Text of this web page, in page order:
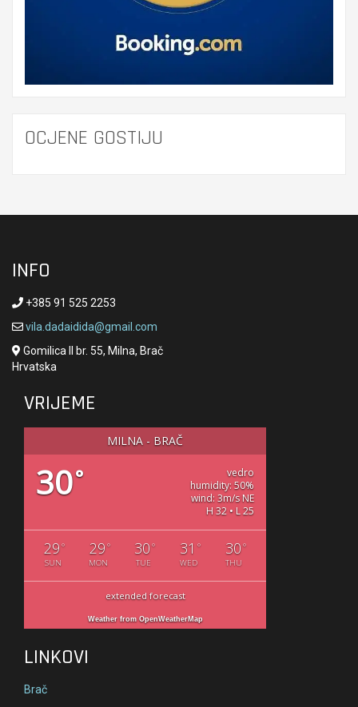
OCJENE GOSTIJU
INFO
+385 91 525 2253
vila.dadaidida@gmail.com
Gomilica II br. 55, Milna, Brač
Hrvatska
VRIJEME
MILNA - BRAČ
30°
vedro
humidity: 50%
wind: 3m/s NE
H 32 • L 25
29°
SUN
29°
MON
30°
TUE
31 °
WED
30°
THU
extended forecast
Weather from OpenWeatherMap
LINKOVI
Brač